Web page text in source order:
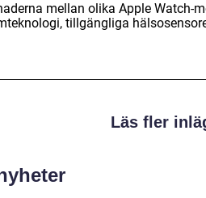
mellan olika Apple Watch-
tillgängliga
Läs fler